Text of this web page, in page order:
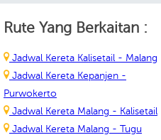
Rute Yang Berkaitan :
Jadwal Kereta Kalisetail - Malang
Jadwal Kereta Kepanjen -
Purwokerto
Jadwal Kereta Malang - Kalisetail
Jadwal Kereta Malang - Tugu